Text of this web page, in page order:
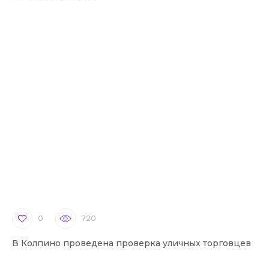
0 720
В Колпино проведена проверка уличных торговцев